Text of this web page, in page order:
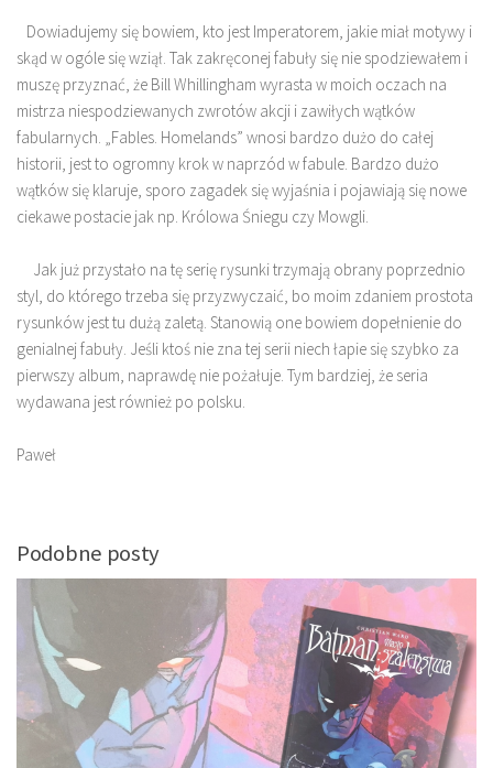
Dowiadujemy się bowiem, kto jest Imperatorem, jakie miał motywy i
skąd w ogóle się wziął. Tak zakręconej fabuły się nie spodziewałem i
muszę przyznać, że Bill Whillingham wyrasta w moich oczach na
mistrza niespodziewanych zwrotów akcji i zawiłych wątków
fabularnych. „Fables. Homelands” wnosi bardzo dużo do całej
historii, jest to ogromny krok w naprzód w fabule. Bardzo dużo
wątków się klaruje, sporo zagadek się wyjaśnia i pojawiają się nowe
ciekawe postacie jak np. Królowa Śniegu czy Mowgli.
Jak już przystało na tę serię rysunki trzymają obrany poprzednio
styl, do którego trzeba się przyzwyczaić, bo moim zdaniem prostota
rysunków jest tu dużą zaletą. Stanowią one bowiem dopełnienie do
genialnej fabuły. Jeśli ktoś nie zna tej serii niech łapie się szybko za
pierwszy album, naprawdę nie pożałuje. Tym bardziej, że seria
wydawana jest również po polsku.
Paweł
Podobne posty